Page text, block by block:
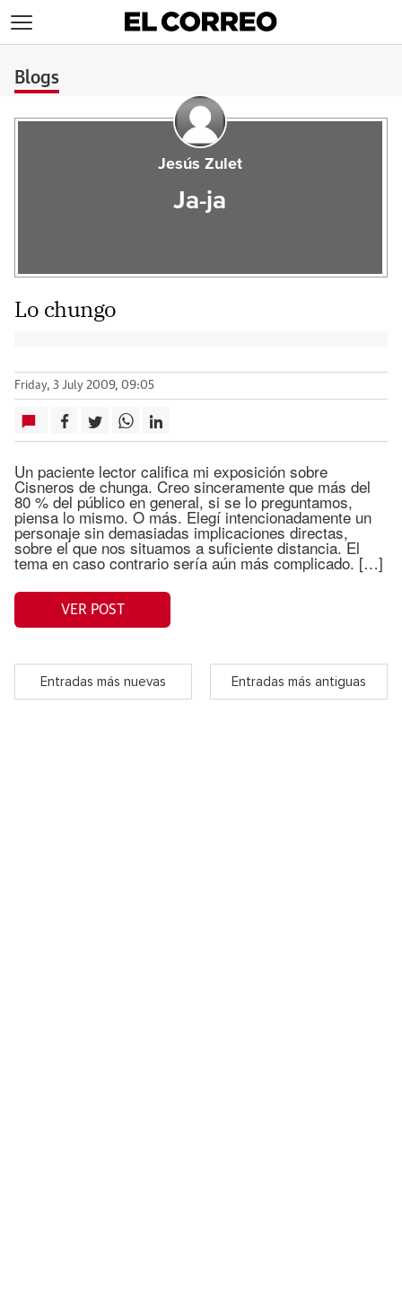
Blogs
Jesús Zulet
Ja-ja
Lo chungo
Friday, 3 July 2009, 09:05
Un paciente lector califica mi exposición sobre
Cisneros de chunga. Creo sinceramente que más del
80 % del público en general, si se lo preguntamos,
piensa lo mismo. O más. Elegí intencionadamente un
personaje sin demasiadas implicaciones directas,
sobre el que nos situamos a suficiente distancia. El
tema en caso contrario sería aún más complicado. […]
VER POST
Entradas más nuevas Entradas más antiguas